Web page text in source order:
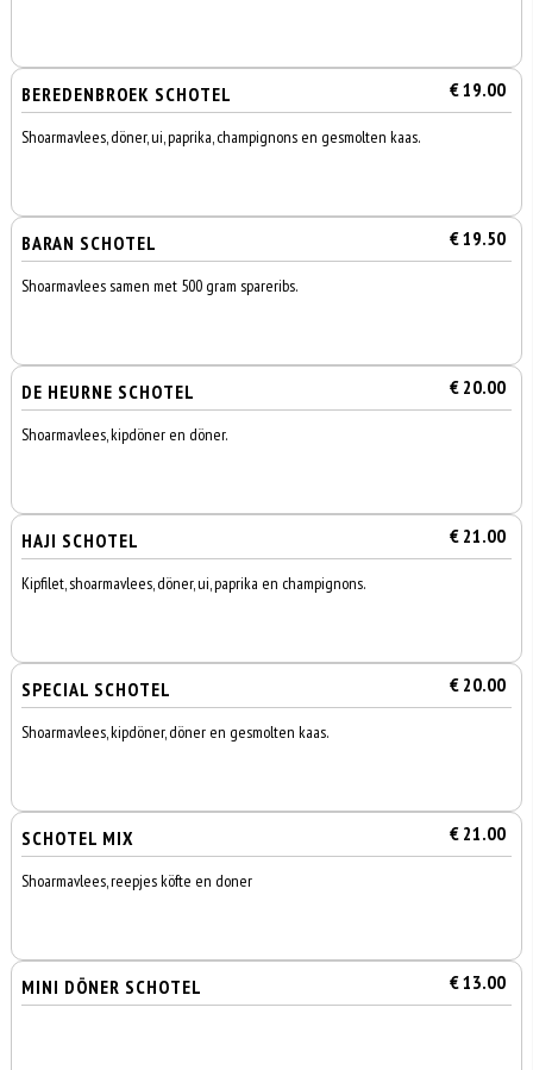
BEREDENBROEK SCHOTEL € 19.00
Shoarmavlees, döner, ui, paprika, champignons en gesmolten kaas.
BARAN SCHOTEL € 19.50
Shoarmavlees samen met 500 gram spareribs.
DE HEURNE SCHOTEL € 20.00
Shoarmavlees, kipdöner en döner.
HAJI SCHOTEL € 21.00
Kipfilet, shoarmavlees, döner, ui, paprika en champignons.
SPECIAL SCHOTEL € 20.00
Shoarmavlees, kipdöner, döner en gesmolten kaas.
SCHOTEL MIX € 21.00
Shoarmavlees, reepjes köfte en doner
MINI DÖNER SCHOTEL € 13.00